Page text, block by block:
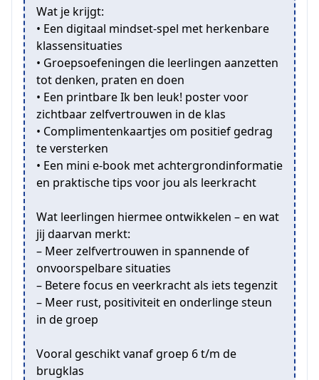
Wat je krijgt:
•⁠ ⁠Een digitaal mindset-spel met herkenbare
klassensituaties
•⁠ ⁠Groepsoefeningen die leerlingen aanzetten
tot denken, praten en doen
•⁠ ⁠Een printbare Ik ben leuk! poster voor
zichtbaar zelfvertrouwen in de klas
•⁠ ⁠Complimentenkaartjes om positief gedrag
te versterken
•⁠ ⁠Een mini e-book met achtergrondinformatie
en praktische tips voor jou als leerkracht
Wat leerlingen hiermee ontwikkelen – en wat
jij daarvan merkt:
– Meer zelfvertrouwen in spannende of
onvoorspelbare situaties
– Betere focus en veerkracht als iets tegenzit
– Meer rust, positiviteit en onderlinge steun
in de groep
Vooral geschikt vanaf groep 6 t/m de
brugklas